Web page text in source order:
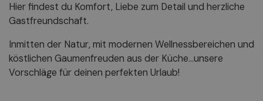
Hier findest du Komfort, Liebe zum Detail und herzliche
Gastfreundschaft.
Inmitten der Natur, mit modernen Wellnessbereichen und
köstlichen Gaumenfreuden aus der Küche...unsere
Vorschläge für deinen perfekten Urlaub!